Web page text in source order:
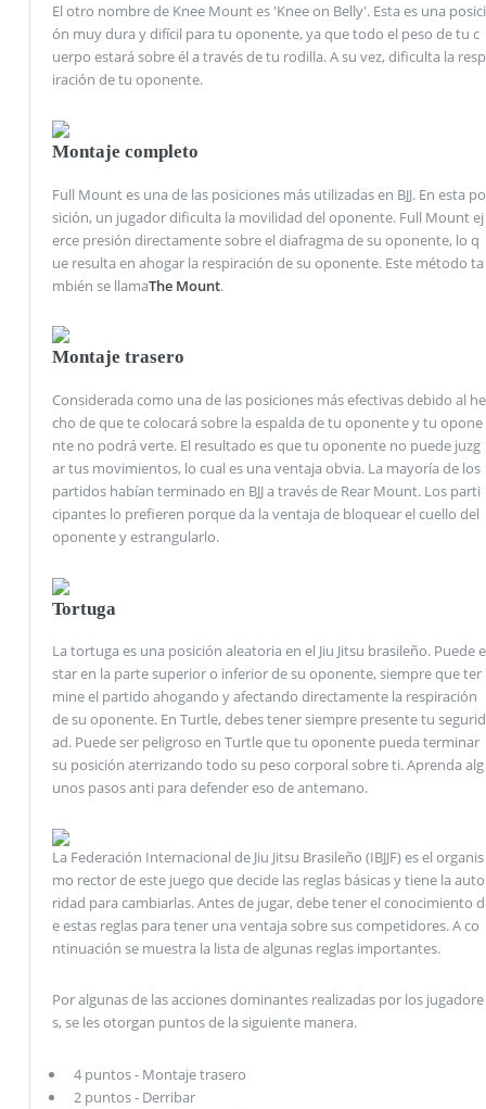
El otro nombre de Knee Mount es 'Knee on Belly'. Esta es una posici
ón muy dura y difícil para tu oponente, ya que todo el peso de tu c
uerpo estará sobre él a través de tu rodilla. A su vez, dificulta la resp
iración de tu oponente.
Montaje completo
Full Mount es una de las posiciones más utilizadas en BJJ. En esta po
sición, un jugador dificulta la movilidad del oponente. Full Mount ej
erce presión directamente sobre el diafragma de su oponente, lo q
ue resulta en ahogar la respiración de su oponente. Este método ta
mbién se llamaThe Mount.
Montaje trasero
Considerada como una de las posiciones más efectivas debido al he
cho de que te colocará sobre la espalda de tu oponente y tu opone
nte no podrá verte. El resultado es que tu oponente no puede juzg
ar tus movimientos, lo cual es una ventaja obvia. La mayoría de los
partidos habían terminado en BJJ a través de Rear Mount. Los parti
cipantes lo prefieren porque da la ventaja de bloquear el cuello del
oponente y estrangularlo.
Tortuga
La tortuga es una posición aleatoria en el Jiu Jitsu brasileño. Puede e
star en la parte superior o inferior de su oponente, siempre que ter
mine el partido ahogando y afectando directamente la respiración
de su oponente. En Turtle, debes tener siempre presente tu segurid
ad. Puede ser peligroso en Turtle que tu oponente pueda terminar
su posición aterrizando todo su peso corporal sobre ti. Aprenda alg
unos pasos anti para defender eso de antemano.
La Federación Internacional de Jiu Jitsu Brasileño (IBJJF) es el organis
mo rector de este juego que decide las reglas básicas y tiene la auto
ridad para cambiarlas. Antes de jugar, debe tener el conocimiento d
e estas reglas para tener una ventaja sobre sus competidores. A co
ntinuación se muestra la lista de algunas reglas importantes.
Por algunas de las acciones dominantes realizadas por los jugadore
s, se les otorgan puntos de la siguiente manera.
4 puntos - Montaje trasero
2 puntos - Derribar